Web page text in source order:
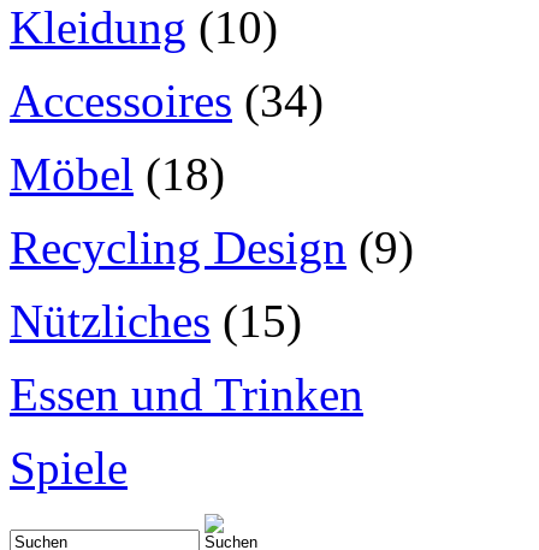
Kleidung (10)
Accessoires (34)
Möbel (18)
Recycling Design (9)
Nützliches (15)
Essen und Trinken
Spiele